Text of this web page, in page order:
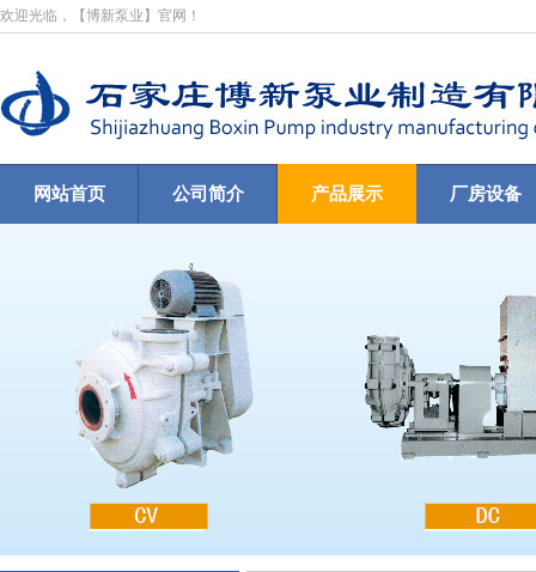
欢迎光临，【博新泵业】官网！
网站首页 公司简介 产品展示 厂房设备